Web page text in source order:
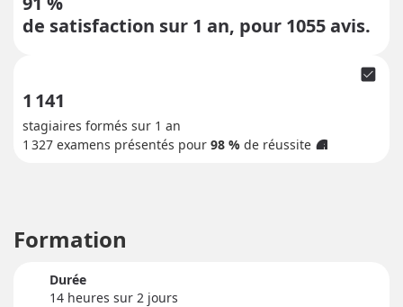
de satisfaction sur 1 an, pour 1055avis.
check_box
1 141
stagiaires formés sur 1 an
1 327 examens présentés pour 98 % de réussite info
Formation
Durée
14 heures sur 2 jours